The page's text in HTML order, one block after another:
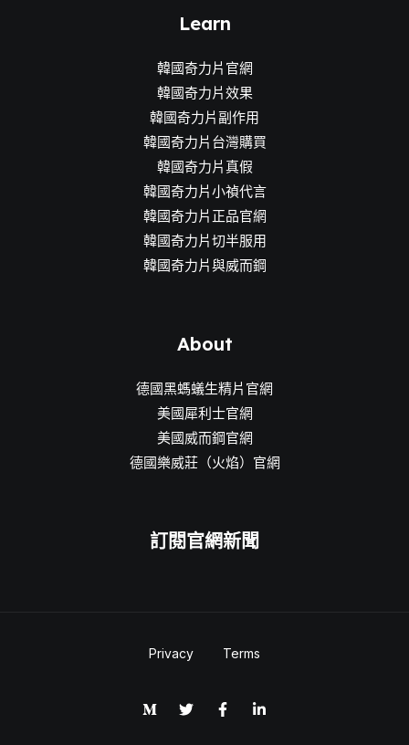
Learn
韓國奇力片官網
韓國奇力片效果
韓國奇力片副作用
韓國奇力片台灣購買
韓國奇力片真假
韓國奇力片小禎代言
韓國奇力片正品官網
韓國奇力片切半服用
韓國奇力片與威而鋼
About
德國黑螞蟻生精片官網
美國犀利士官網
美國威而鋼官網
德國樂威莊（火焰）官網
訂閱官網新聞
Privacy Terms